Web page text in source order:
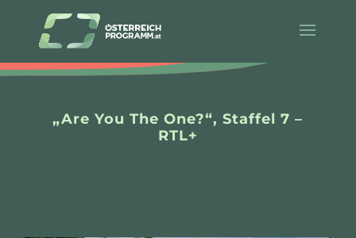
„Are You The One?“, Staffel 7 –
RTL+